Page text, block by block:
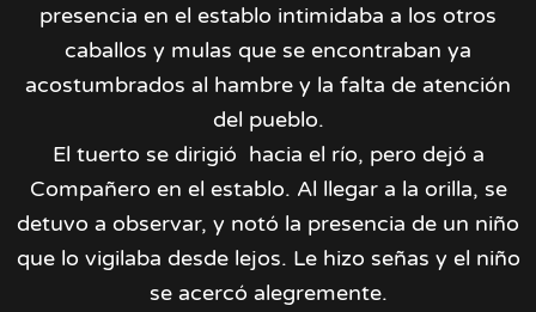
presencia en el establo intimidaba a los otros
caballos y mulas que se encontraban ya
acostumbrados al hambre y la falta de atención
del pueblo.
El tuerto se dirigió hacia el río, pero dejó a
Compañero en el establo. Al llegar a la orilla, se
detuvo a observar, y notó la presencia de un niño
que lo vigilaba desde lejos. Le hizo señas y el niño
se acercó alegremente.